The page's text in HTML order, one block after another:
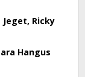
Jeget, Ricky
Hangus